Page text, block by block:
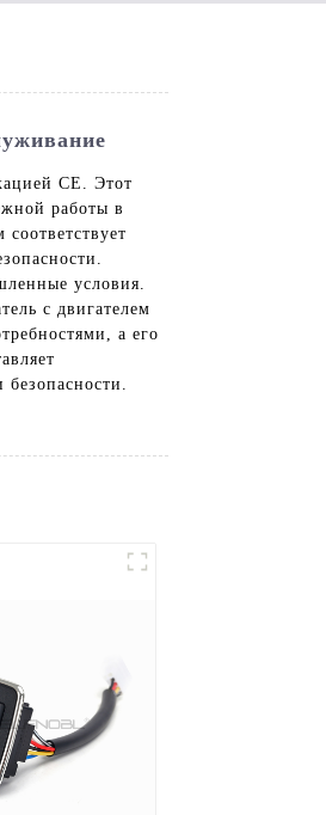
CE. Этот
работы в
условия.
с двигателем
а его